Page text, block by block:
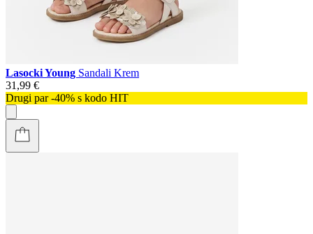
Lasocki Young Sandali Krem
31,99 €
Drugi par -40% s kodo HIT